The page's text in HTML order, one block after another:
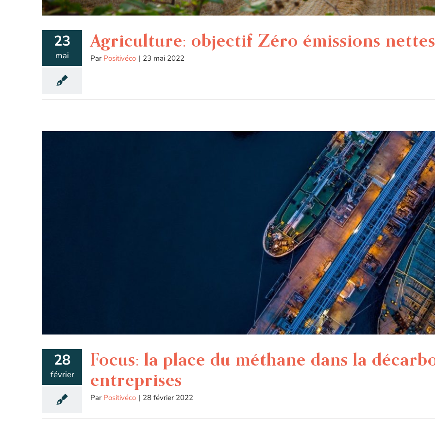
23
mai
Agriculture: objectif Zéro émissions nettes
Par Positivéco | 23 mai 2022
28
février
Focus: la place du méthane dans la
entreprises
Par Positivéco | 28 février 2022